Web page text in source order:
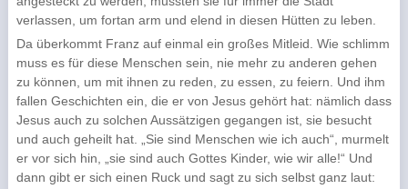
verlassen, um fortan arm und elend in diesen Hütten zu leben.
Da überkommt Franz auf einmal ein großes Mitleid. Wie schlimm
muss es für diese Menschen sein, nie mehr zu anderen gehen
zu können, um mit ihnen zu reden, zu essen, zu feiern. Und ihm
fallen Geschichten ein, die er von Jesus gehört hat: nämlich dass
Jesus auch zu solchen Aussätzigen gegangen ist, sie besucht
und auch geheilt hat. „Sie sind Menschen wie ich auch“, murmelt
er vor sich hin, „sie sind auch Gottes Kinder, wie wir alle!“ Und
dann gibt er sich einen Ruck und sagt zu sich selbst ganz laut: